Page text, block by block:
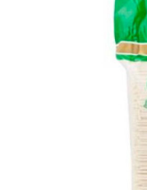
Коньяк і бренді
Ігристе вино
Слабоалкогольні